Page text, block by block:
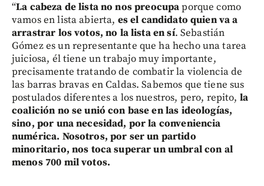
“La cabeza de lista no nos preocupaporque como
vamos en lista abierta, es el candidato quien va a
arrastrar los votos, no la lista en sí. Sebastián
Gómez es un representante que ha hecho una tarea
juiciosa, él tiene un trabajo muy importante,
precisamente tratando de combatir la violencia de
las barras bravas en Caldas. Sabemos que tiene sus
postulados diferentes a los nuestros, pero, repito, la
coalición no se unió con base en las ideologías,
sino, por una necesidad, por la conveniencia
numérica. Nosotros, por ser un partido
minoritario, nos toca superar un umbral con al
menos 700 mil votos.